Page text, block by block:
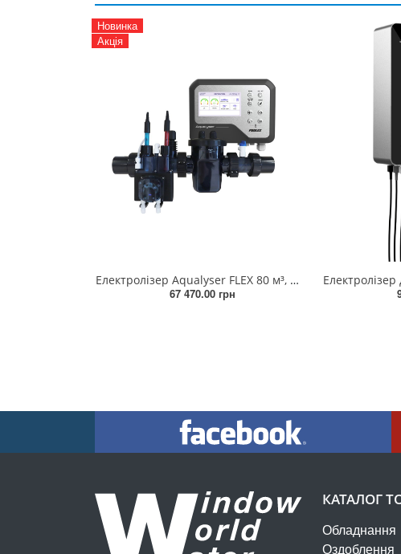
Новинка
Акція
Електролізер Aqualyser FLEX 80 м³, 20 г/год, Wi-Fi, pH/Redox
67 470.00 грн
КАТАЛОГ
Обладнання
Оздоблення